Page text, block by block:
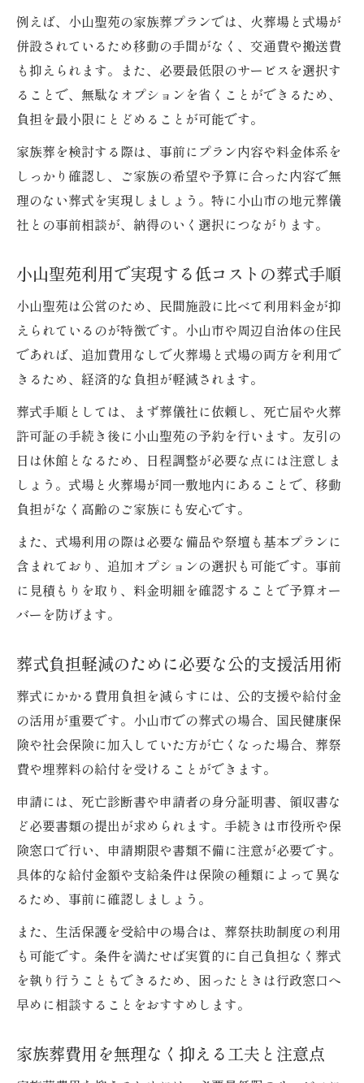
例えば、小山聖苑の家族葬プランでは、火葬場と式場が
併設されているため移動の手間がなく、交通費や搬送費
も抑えられます。また、必要最低限のサービスを選択す
ることで、無駄なオプションを省くことができるため、
負担を最小限にとどめることが可能です。
家族葬を検討する際は、事前にプラン内容や料金体系を
しっかり確認し、ご家族の希望や予算に合った内容で無
理のない葬式を実現しましょう。特に小山市の地元葬儀
社との事前相談が、納得のいく選択につながります。
小山聖苑利用で実現する低コストの葬式手順
小山聖苑は公営のため、民間施設に比べて利用料金が抑
えられているのが特徴です。小山市や周辺自治体の住民
であれば、追加費用なしで火葬場と式場の両方を利用で
きるため、経済的な負担が軽減されます。
葬式手順としては、まず葬儀社に依頼し、死亡届や火葬
許可証の手続き後に小山聖苑の予約を行います。友引の
日は休館となるため、日程調整が必要な点には注意しま
しょう。式場と火葬場が同一敷地内にあることで、移動
負担がなく高齢のご家族にも安心です。
また、式場利用の際は必要な備品や祭壇も基本プランに
含まれており、追加オプションの選択も可能です。事前
に見積もりを取り、料金明細を確認することで予算オー
バーを防げます。
葬式負担軽減のために必要な公的支援活用術
葬式にかかる費用負担を減らすには、公的支援や給付金
の活用が重要です。小山市での葬式の場合、国民健康保
険や社会保険に加入していた方が亡くなった場合、葬祭
費や埋葬料の給付を受けることができます。
申請には、死亡診断書や申請者の身分証明書、領収書な
ど必要書類の提出が求められます。手続きは市役所や保
険窓口で行い、申請期限や書類不備に注意が必要です。
具体的な給付金額や支給条件は保険の種類によって異な
るため、事前に確認しましょう。
また、生活保護を受給中の場合は、葬祭扶助制度の利用
も可能です。条件を満たせば実質的に自己負担なく葬式
を執り行うこともできるため、困ったときは行政窓口へ
早めに相談することをおすすめします。
家族葬費用を無理なく抑える工夫と注意点